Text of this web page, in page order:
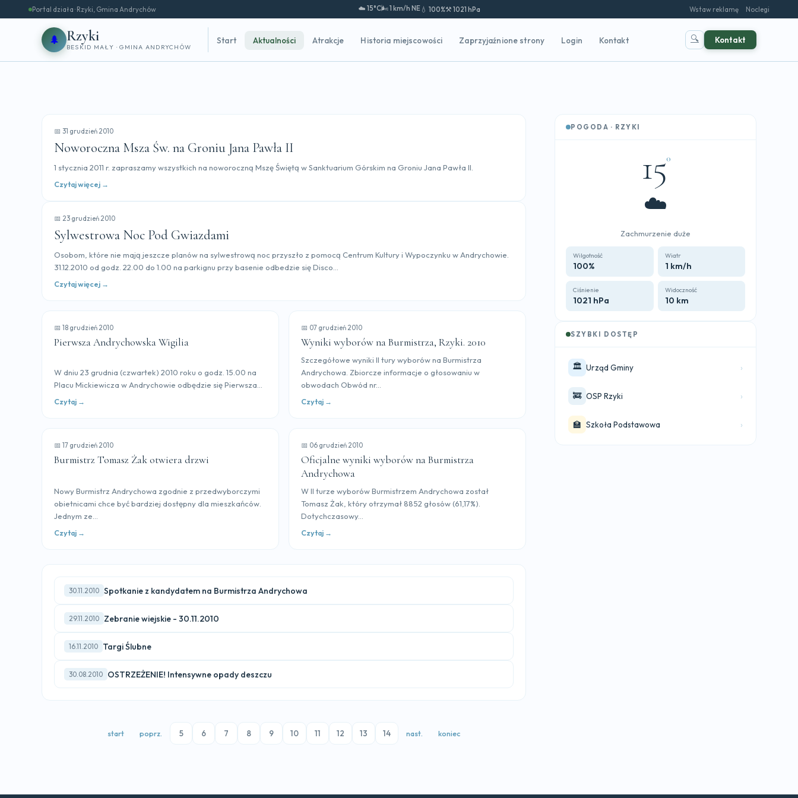
Portal działa · Rzyki, Gmina Andrychów ☁️ 15°C🌬️ 1 km/h NE💧 100%⚒️ 1021 hPa Wstaw reklamę Noclegi
🌲 Rzyki
BESKID MAŁY · GMINA ANDRYCHÓW
Start Aktualności Atrakcje Historia miejscowości Zaprzyjaźnione strony Login Kontakt 🔍 Kontakt
📅 31 grudzień 2010
Noworoczna Msza Św. na Groniu Jana Pawła II
1 stycznia 2011 r. zapraszamy wszystkich na noworoczną Mszę Świętą w Sanktuarium Górskim na Groniu Jana Pawła II.
Czytaj więcej →
📅 23 grudzień 2010
Sylwestrowa Noc Pod Gwiazdami
Osobom, które nie mają jeszcze planów na sylwestrową noc przyszło z pomocą Centrum Kultury i Wypoczynku w Andrychowie.
31.12.2010 od godz. 22.00 do 1.00 na parkignu przy basenie odbedzie się Disco...
Czytaj więcej →
📅 18 grudzień 2010
Pierwsza Andrychowska Wigilia
W dniu 23 grudnia (czwartek) 2010 roku o godz. 15.00 na
Placu Mickiewicza w Andrychowie odbędzie się Pierwsza...
Czytaj →
📅 07 grudzień 2010
Wyniki wyborów na Burmistrza, Rzyki. 2010
Szczegółowe wyniki II tury wyborów na Burmistrza
Andrychowa. Zbiorcze informacje o głosowaniu w
obwodach Obwód nr...
Czytaj →
📅 17 grudzień 2010
Burmistrz Tomasz Żak otwiera drzwi
Nowy Burmistrz Andrychowa zgodnie z przedwyborczymi
obietnicami chce być bardziej dostępny dla mieszkańców.
Jednym ze...
Czytaj →
📅 06 grudzień 2010
Oficjalne wyniki wyborów na Burmistrza
Andrychowa
W II turze wyborów Burmistrzem Andrychowa został
Tomasz Żak, który otrzymał 8852 głosów (61,17%).
Dotychczasowy...
Czytaj →
30.11.2010 Spotkanie z kandydatem na Burmistrza Andrychowa
29.11.2010 Zebranie wiejskie - 30.11.2010
16.11.2010 Targi Ślubne
30.08.2010 OSTRZEŻENIE! Intensywne opady deszczu
start poprz. 5 6 7 8 9 10 11 12 13 14 nast. koniec
POGODA · RZYKI
15°
☁️
Zachmurzenie duże
Wilgotność
100%
Wiatr
1 km/h
Ciśnienie
1021 hPa
Widoczność
10 km
SZYBKI DOSTĘP
🏛️ Urząd Gminy ›
🚒 OSP Rzyki ›
🏫 Szkoła Podstawowa ›